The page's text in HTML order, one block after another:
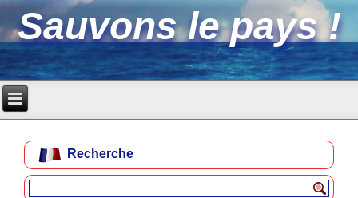
Sauvons le pays !
Recherche